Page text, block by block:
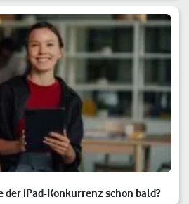
der iPad-Konkurrenz schon bald?